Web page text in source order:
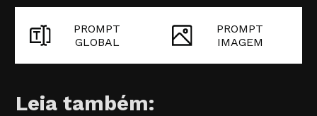
PROMPT
GLOBAL
PROMPT
IMAGEM
Leia também: